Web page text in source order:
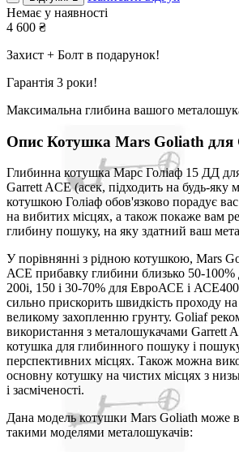
Немає у наявності
4 600 ₴
Захист + Болт в подарунок!
Гарантія 3 роки!
Максимальна глибина вашого
Опис Котушка Mars Goliath для
Глибинна котушка Марс Голіаф 15 ДД
Garrett ACE (асек, підходить на будь-яку
котушкою Голіаф обов'язково порадує
на вибитих місцях, а також покаже вам
глибину пошуку, на яку здатний ваш
У порівнянні з рідною котушкою, Mars
АСЕ прибавку глибини близько 50-
200i, 150 і 30-70% для ЕвроАСЕ і
сильно прискорить швидкість проходу на
великому захопленню грунту. Goliaf
використання з металошукачами Garrett
котушка для глибинного пошуку і
перспективних місцях. Також можна
основну котушку на чистих місцях з
і засміченості.
Дана модель котушки Mars Goliath може
такими моделями металошукачів: